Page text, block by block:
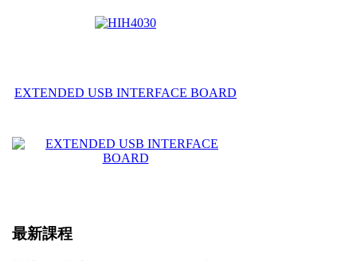
EXTENDED USB INTERFACE BOARD
最新課程